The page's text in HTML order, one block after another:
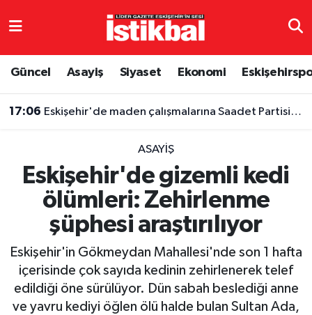
Güncel Asayiş Siyaset Ekonomi
17:06 Eskişehir'de maden çalışmalarına Saadet Partisi'nden tepki: “Kâr hırsına kurban ettirmeyeceğiz”
ASAYIŞ
Eskişehir'de gizemli kedi
ölümleri: Zehirlenme
şüphesi araştırılıyor
Eskişehir'in Gökmeydan Mahallesi'nde son 1 hafta
içerisinde çok sayıda kedinin zehirlenerek telef
edildiği öne sürülüyor. Dün sabah beslediği anne
ve yavru kediyi öğlen ölü halde bulan Sultan Ada,
Eskişehirspor
Spor
Eğitim
Ekonomi
Sağlık
Eskişehir Nöbetçi Eczaneler
TFF 3.Lig 4.Grup Puan Durumu ve Fikstür
Tüm Manşetler
Son Dakika Haberleri
Haber Arşivi